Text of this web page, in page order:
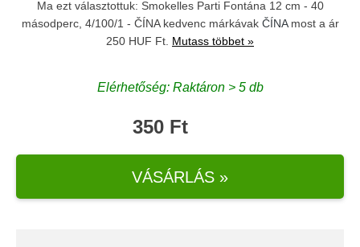
Ma ezt választottuk: Smokelles Parti Fontána 12 cm - 40
másodperc, 4/100/1 - ČÍNA kedvenc márkávak ČÍNAmost a ár
250 HUF Ft. Mutass többet »
Elérhetőség: Raktáron > 5 db
350 Ft
VÁSÁRLÁS »